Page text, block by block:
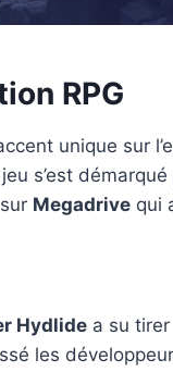
RPG
unique sur
s’est
Megadrive qui
Hydlide a su
les